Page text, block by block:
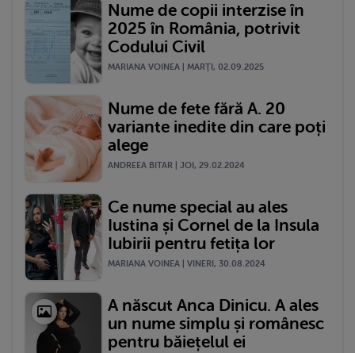
Nume de copii interzise în
2025 în România, potrivit
Codului Civil
MARIANA VOINEA | MARŢI, 02.09.2025
Nume de fete fără A. 20
variante inedite din care poți
alege
ANDREEA BITAR | JOI, 29.02.2024
Ce nume special au ales
Iustina și Cornel de la Insula
Iubirii pentru fetița lor
MARIANA VOINEA | VINERI, 30.08.2024
A născut Anca Dinicu. A ales
un nume simplu și românesc
pentru băiețelul ei